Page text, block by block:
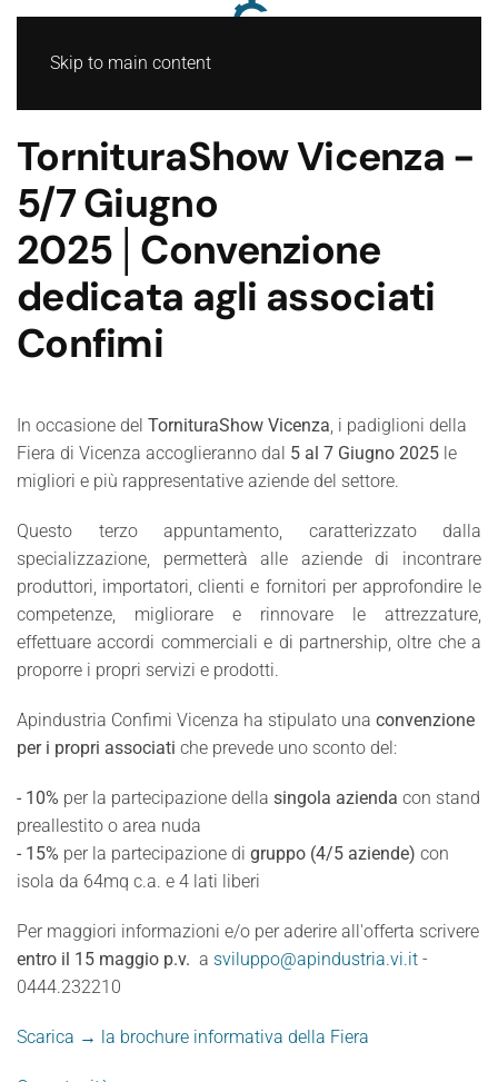
Skip to main content
TornituraShow Vicenza -
5/7 Giugno
2025│Convenzione
dedicata agli associati
Confimi
In occasione del TornituraShow Vicenza, i padiglioni della
Fiera di Vicenza accoglieranno dal 5 al 7 Giugno 2025 le
migliori e più rappresentative aziende del settore.
Questo terzo appuntamento, caratterizzato dalla
specializzazione, permetterà alle aziende di incontrare
produttori, importatori, clienti e fornitori per approfondire le
competenze, migliorare e rinnovare le attrezzature,
effettuare accordi commerciali e di partnership, oltre che a
proporre i propri servizi e prodotti.
Apindustria Confimi Vicenza ha stipulato una convenzione
per i propri associati che prevede uno sconto del:
- 10% per la partecipazione della singola azienda con stand
preallestito o area nuda
- 15% per la partecipazione di gruppo (4/5 aziende) con
isola da 64mq c.a. e 4 lati liberi
Per maggiori informazioni e/o per aderire all'offerta scrivere
entro il 15 maggio p.v. a sviluppo@apindustria.vi.it -
0444.232210
Scarica → la brochure informativa della Fiera